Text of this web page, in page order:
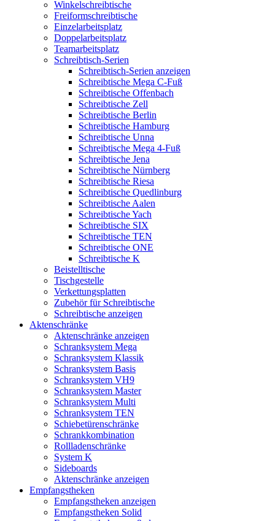
Winkelschreibtische
Freiformschreibtische
Einzelarbeitsplatz
Doppelarbeitsplatz
Teamarbeitsplatz
Schreibtisch-Serien
Schreibtisch-Serien anzeigen
Schreibtische Mega C-Fuß
Schreibtische Offenbach
Schreibtische Zell
Schreibtische Berlin
Schreibtische Hamburg
Schreibtische Unna
Schreibtische Mega 4-Fuß
Schreibtische Jena
Schreibtische Nürnberg
Schreibtische Riesa
Schreibtische Quedlinburg
Schreibtische Aalen
Schreibtische Yach
Schreibtische SIX
Schreibtische TEN
Schreibtische ONE
Schreibtische K
Beistelltische
Tischgestelle
Verkettungsplatten
Zubehör für Schreibtische
Schreibtische anzeigen
Aktenschränke
Aktenschränke anzeigen
Schranksystem Mega
Schranksystem Klassik
Schranksystem Basis
Schranksystem VH9
Schranksystem Master
Schranksystem Multi
Schranksystem TEN
Schiebetürenschränke
Schrankkombination
Rollladenschränke
System K
Sideboards
Aktenschränke anzeigen
Empfangstheken
Empfangstheken anzeigen
Empfangstheken Solid